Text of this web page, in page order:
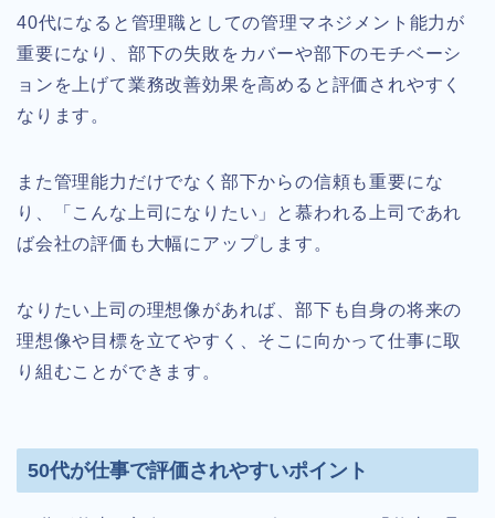
40代になると管理職としての管理マネジメント能力が
重要になり、部下の失敗をカバーや部下のモチベーシ
ョンを上げて業務改善効果を高めると評価されやすく
なります。
また管理能力だけでなく部下からの信頼も重要にな
り、「こんな上司になりたい」と慕われる上司であれ
ば会社の評価も大幅にアップします。
なりたい上司の理想像があれば、部下も自身の将来の
理想像や目標を立てやすく、そこに向かって仕事に取
り組むことができます。
50代が仕事で評価されやすいポイント